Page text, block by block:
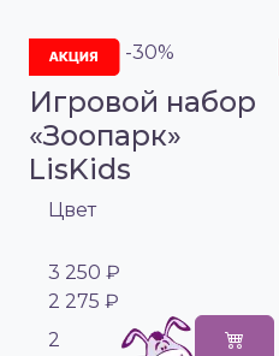
-30%
Игровой набор
«Зоопарк»
LisKids
Цвет
3 250 ₽
2 275 ₽
2